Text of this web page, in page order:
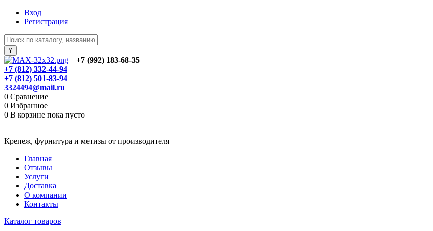
Вход
Регистрация
+7 (992) 183-68-35
+7 (812) 332-44-94
+7 (812) 501-83-94
3324494@mail.ru
0 Сравнение
0 Избранное
0 В корзине пока пусто
Крепеж, фурнитура и метизы от производителя
Главная
Отзывы
Услуги
Доставка
О компании
Контакты
Каталог товаров